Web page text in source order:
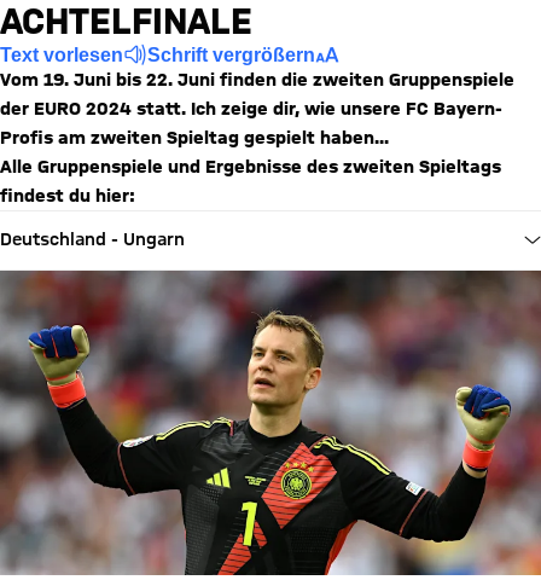
CHTELFINALE
Text vorlesen Schrift vergrößern
Vom 19. Juni bis 22. Juni finden die zweiten Gruppenspiele
der EURO 2024 statt. Ich zeige dir, wie unsere FC Bayern-
Profis am zweiten Spieltag gespielt haben...
Alle Gruppenspiele und Ergebnisse des zweiten Spieltags
findest du hier:
Deutschland - Ungarn